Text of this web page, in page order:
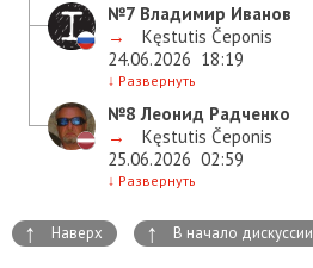
№7 Владимир Иванов
→
Kęstutis Čeponis
24.06.2026 18:19
↓ Развернуть
№8 Леонид Радченко
→
Kęstutis Čeponis
25.06.2026 02:59
↓ Развернуть
↑ Наверх ↑ В начало дискуссии